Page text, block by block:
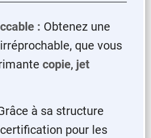
: Obtenez une
que vous
copie, jet
à sa structure
pour les